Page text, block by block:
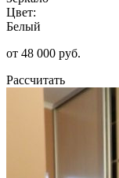
Цвет:
Белый
от 48 000 руб.
Рассчитать